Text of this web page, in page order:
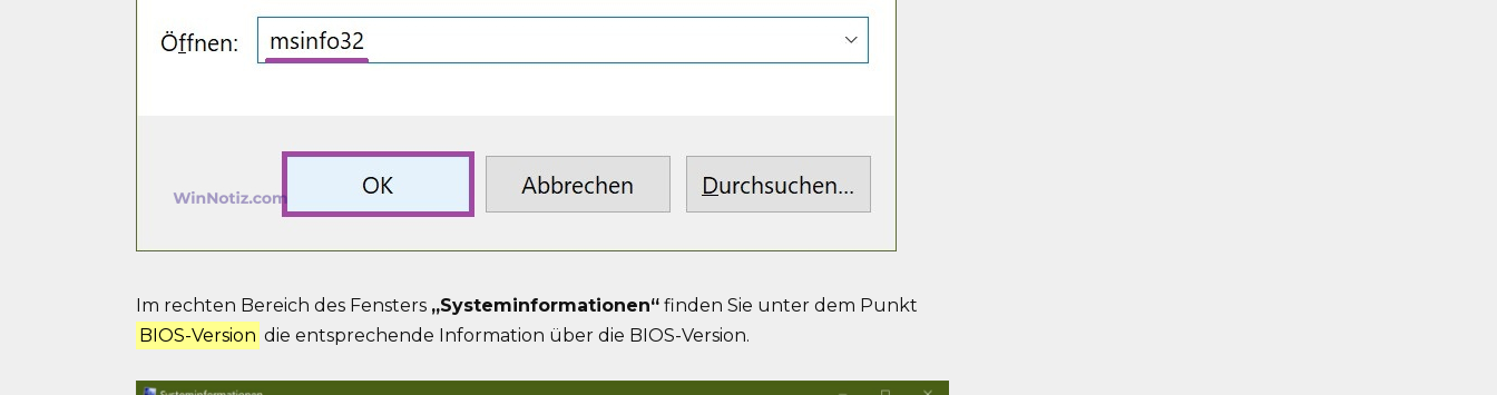
Im rechten Bereich des Fensters „Systeminformationen“ finden Sie unter dem Punkt
BIOS-Version die entsprechende Information über die BIOS-Version.